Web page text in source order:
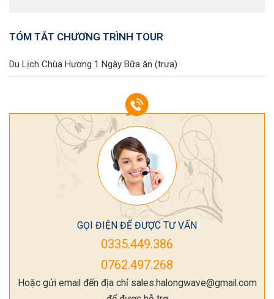
TÓM TẮT CHƯƠNG TRÌNH TOUR
Du Lịch Chùa Hương 1 Ngày Bữa ăn (trưa)
GỌI ĐIỆN ĐỂ ĐƯỢC TƯ VẤN
0335.449.386
0762.497.268
Hoặc gửi email đến địa chỉ sales.halongwave@gmail.com